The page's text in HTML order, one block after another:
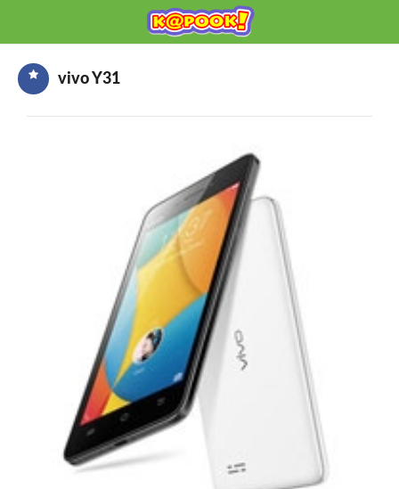
Mobile เช็กก่อนซื้อ
HOW TO มือถือ
อุปกรณ์เสริมมือถือ
โปรโมชั่นจากค่ายมือถือ
คลิปมือถือ
vivo Y31